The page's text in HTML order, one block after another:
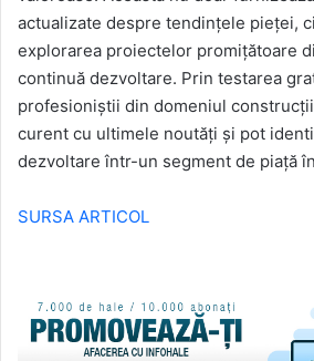
actualizate despre tendințele pieței,
explorarea proiectelor promițătoare
continuă dezvoltare. Prin testarea
profesioniștii din domeniul
curent cu ultimele noutăți și pot
dezvoltare într-un segment de piață
SURSA ARTICOL